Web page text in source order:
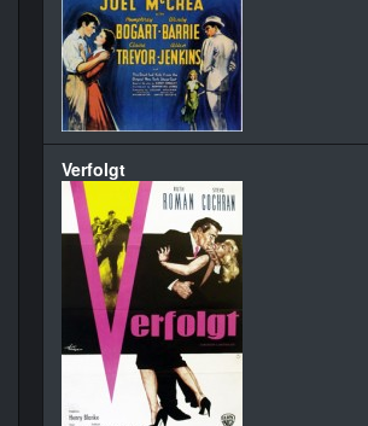
Verfolgt